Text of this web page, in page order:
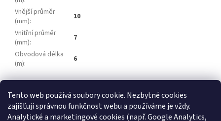
Tento web používá soubory cookie. Nezbytné cookies
zajišťují správnou funkčnost webu a používáme je vždy.
Analytické a marketingové cookies (např. Google Analytics,
Vnější průměr
(mm):
10
Vnitřní průměr
(mm):
7
Obvodová délka
(m): 6
Atlas Copco Schneider Airsystems ATMOS BEKO Technologies
METAL WORK Pneumatic Inaircom